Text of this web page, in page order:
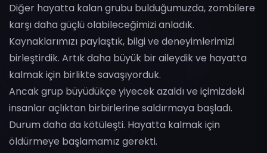
Diğer hayatta kalan grubu bulduğumuzda, zombilere
karşı daha güçlü olabileceğimizi anladık.
Kaynaklarımızı paylaştık, bilgi ve deneyimlerimizi
birleştirdik. Artık daha büyük bir aileydik ve hayatta
kalmak için birlikte savaşıyorduk.
Ancak grup büyüdükçe yiyecek azaldı ve içimizdeki
insanlar açlıktan birbirlerine saldırmaya başladı.
Durum daha da kötüleşti. Hayatta kalmak için
öldürmeye başlamamız gerekti.